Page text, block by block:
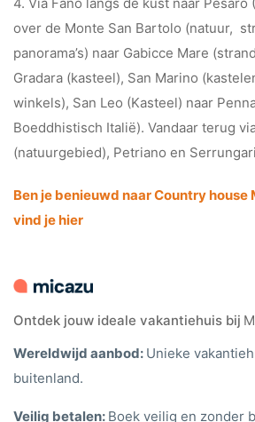
over de Monte San Bartolo (natuur,
panorama’s) naar Gabicce Mare
Gradara (kasteel), San Marino
winkels), San Leo (Kasteel) naar
Boeddhistisch Italië). Vandaar terug
(natuurgebied), Petriano en
Ben je benieuwd naar Country house
vind je hier
Ontdek jouw ideale vakantiehuis bij
Wereldwijd aanbod: Unieke
buitenland.
Veilig betalen: Boek veilig en zonder